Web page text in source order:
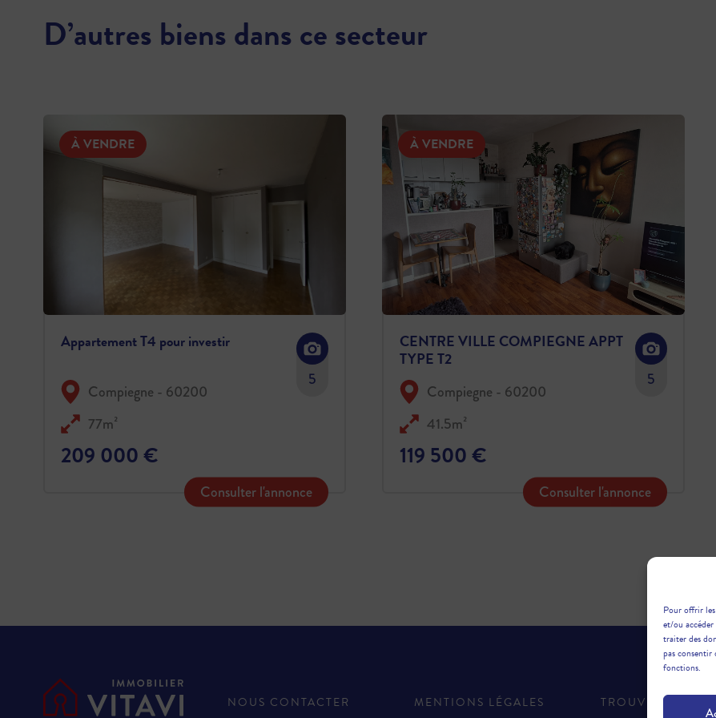
Pour offrir
et/ou
traiter des
pas
fonctions.
D’autres biens dans ce secteur
À VENDRE
Appartement T4 pour investir
Compiegne - 60200
77m²
209 000 €
5
Consulter l'annonce
À VENDRE
CENTRE VILLE COMPIEGNE APPT
TYPE T2
Compiegne - 60200
41.5m²
119 500 €
5
Consulter l'annonce
NOUS CONTACTER MENTIONS LÉGALES TROUVER UNE